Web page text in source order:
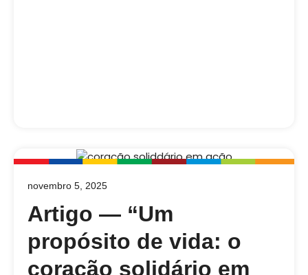
novembro 5, 2025
Artigo — “Um
propósito de vida: o
coração solidário em